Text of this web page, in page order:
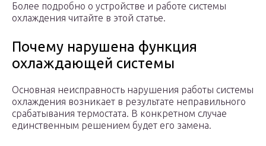
Более подробно о устройстве и работе системы
охлаждения читайте в этой статье.
Почему нарушена функция
охлаждающей системы
Основная неисправность нарушения работы системы
охлаждения возникает в результате неправильного
срабатывания термостата. В конкретном случае
единственным решением будет его замена.